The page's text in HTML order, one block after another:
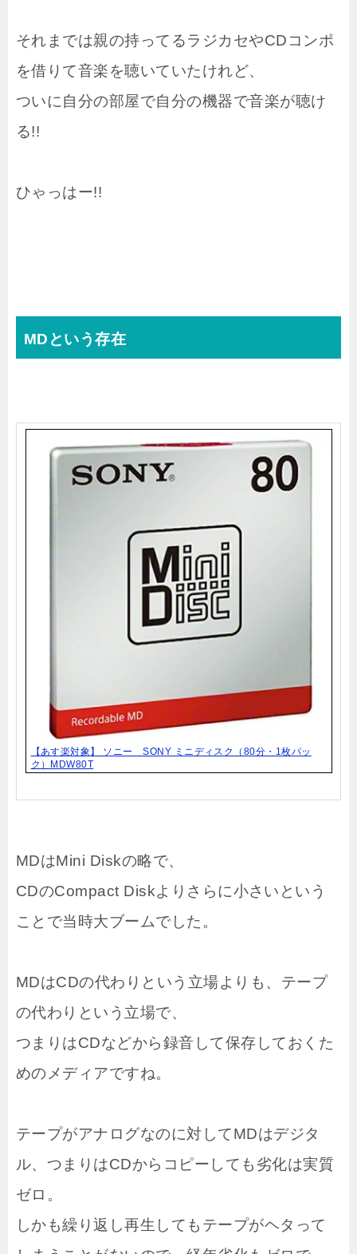
それまでは親の持ってるラジカセやCDコンポ
を借りて音楽を聴いていたけれど、
ついに自分の部屋で自分の機器で音楽が聴け
る!!
ひゃっはー!!
MDという存在
【あす楽対象】 ソニー SONY ミニディスク（80分・1枚パッ
ク）MDW80T
MDはMini Diskの略で、
CDのCompact Diskよりさらに小さいという
ことで当時大ブームでした。
MDはCDの代わりという立場よりも、テープ
の代わりという立場で、
つまりはCDなどから録音して保存しておくた
めのメディアですね。
テープがアナログなのに対してMDはデジタ
ル、つまりはCDからコピーしても劣化は実質
ゼロ。
しかも繰り返し再生してもテープがヘタって